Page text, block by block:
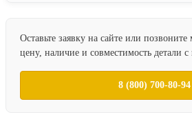
Оставьте заявку на сайте или
цену, наличие и совместимость детали
8 (800) 700-80-94